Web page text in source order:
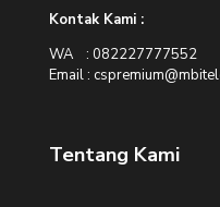
Kontak Kami :
WA : 082227777552
Email :
Tentang Kami